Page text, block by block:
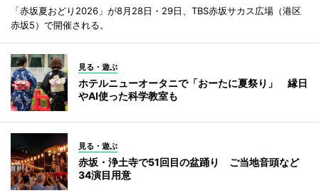
「赤坂夏おどり2026」が8月28日・29日、TBS赤坂サカス広場（港区
赤坂5）で開催される。
見る・遊ぶ
ホテルニューオータニで「おーたに夏祭り」 縁日
やAI使った科学教室も
見る・遊ぶ
赤坂・浄土寺で51回目の盆踊り ご当地音頭など
34演目用意